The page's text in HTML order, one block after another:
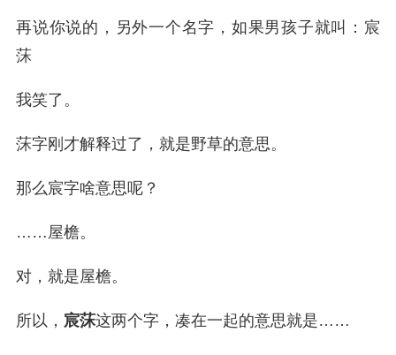
再说你说的，另外一个名字，如果男孩子就叫：宸
莯
我笑了。
莯字刚才解释过了，就是野草的意思。
那么宸字啥意思呢？
……屋檐。
对，就是屋檐。
所以， 宸莯这两个字，凑在一起的意思就是……